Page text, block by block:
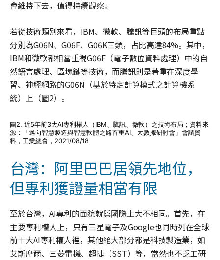
會維持下去，值得持續觀察。
若從技術類別來看，IBM、微軟、騰訊等巨頭的布局重點
分別為G06N、G06F、G06K三類，占比高達84%。其中，
IBM和微軟都相當重視G06F（電子數位資料處理）中的自
然語言處理、區塊鏈等技術，而騰訊則是著重在深度學
習、神經網路的G06N（基於特定計算模式之計算機系
統）上（圖2）。
圖2. 近5年前3大AI專利權人（IBM、騰訊、微軟）之技術布局；資料來
源：「邁向智慧製造與智慧軟體之路首重AI、大數據研討會」會議資
料，工業總會，2021/08/18
台灣：阿里巴巴居領先地位，
但專利獲證量相當有限
至於台灣，AI專利的面貌就與國際上大不相同。首先，在
主要專利權人上，只有三星電子及Google也同時列在全球
前十大AI專利權人裡，其他絕大部分都是科技製造業，如
艾斯摩爾、三菱電機、超捷（SST）等，當然也不乏工研